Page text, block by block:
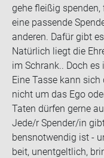
gehe flei­ßig
eine pas­sen­de
an­de­ren. Dafür gibt
Na­tür­lich liegt die
im Schrank.. Doch
Eine Tasse kann
nicht um das Ego
Taten dür­fen gerne
Jede/r Spen­der/in
bens­not­wen­dig ist -
beit, un­ent­gelt­lich,